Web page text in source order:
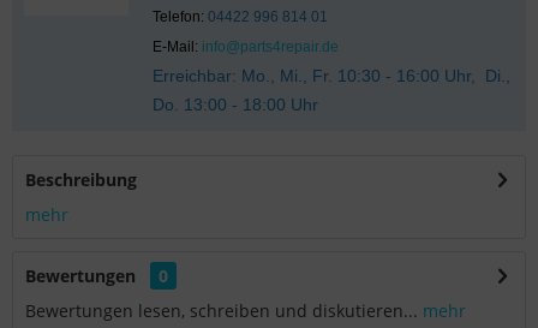
Telefon: 04422 996 814 01
E-Mail: info@parts4repair.de
Erreichbar: Mo., Mi., Fr. 10:30 - 16:00 Uhr, Di.,
Do. 13:00 - 18:00 Uhr
Beschreibung
mehr
Bewertungen
0
Bewertungen lesen, schreiben und diskutieren... mehr